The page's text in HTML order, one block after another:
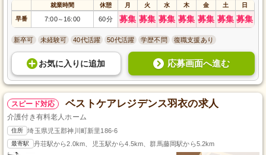
就業時間 休憩 月 火 水 木 金 土 日
早番 7:00～ 16:00 60分 募集 募集 募集 募集 募集 募集 募集
新卒可 未経験可 40代活躍 50代活躍 学歴不問 復職支援あり
お気に入り に追加 応募画面へ進む
スピード対応 ベストケアレジデンス羽衣の求人
介護付き有料老人ホーム
住所 埼玉県児玉郡神川町新里186-6
最寄駅 丹荘駅から2.0km、児玉駅から4.5km、群馬藤岡駅から5.2km